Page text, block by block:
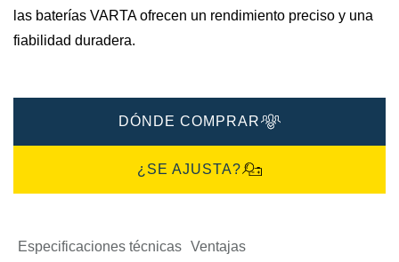
las baterías VARTA ofrecen un rendimiento preciso y una
fiabilidad duradera.
DÓNDE COMPRAR
¿SE AJUSTA?
Especificaciones técnicas Ventajas